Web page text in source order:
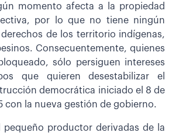
momento afecta a la propiedad
por lo que no tiene ningún
de los territorio indígenas,
Consecuentemente, quienes
sólo persiguen intereses
que quieren desestabilizar el
democrática iniciado el 8 de
con la nueva gestión de gobierno.
pequeño productor derivadas de la